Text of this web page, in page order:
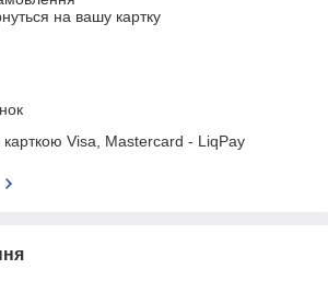
на вашу картку
Visa, Mastercard - LiqPay